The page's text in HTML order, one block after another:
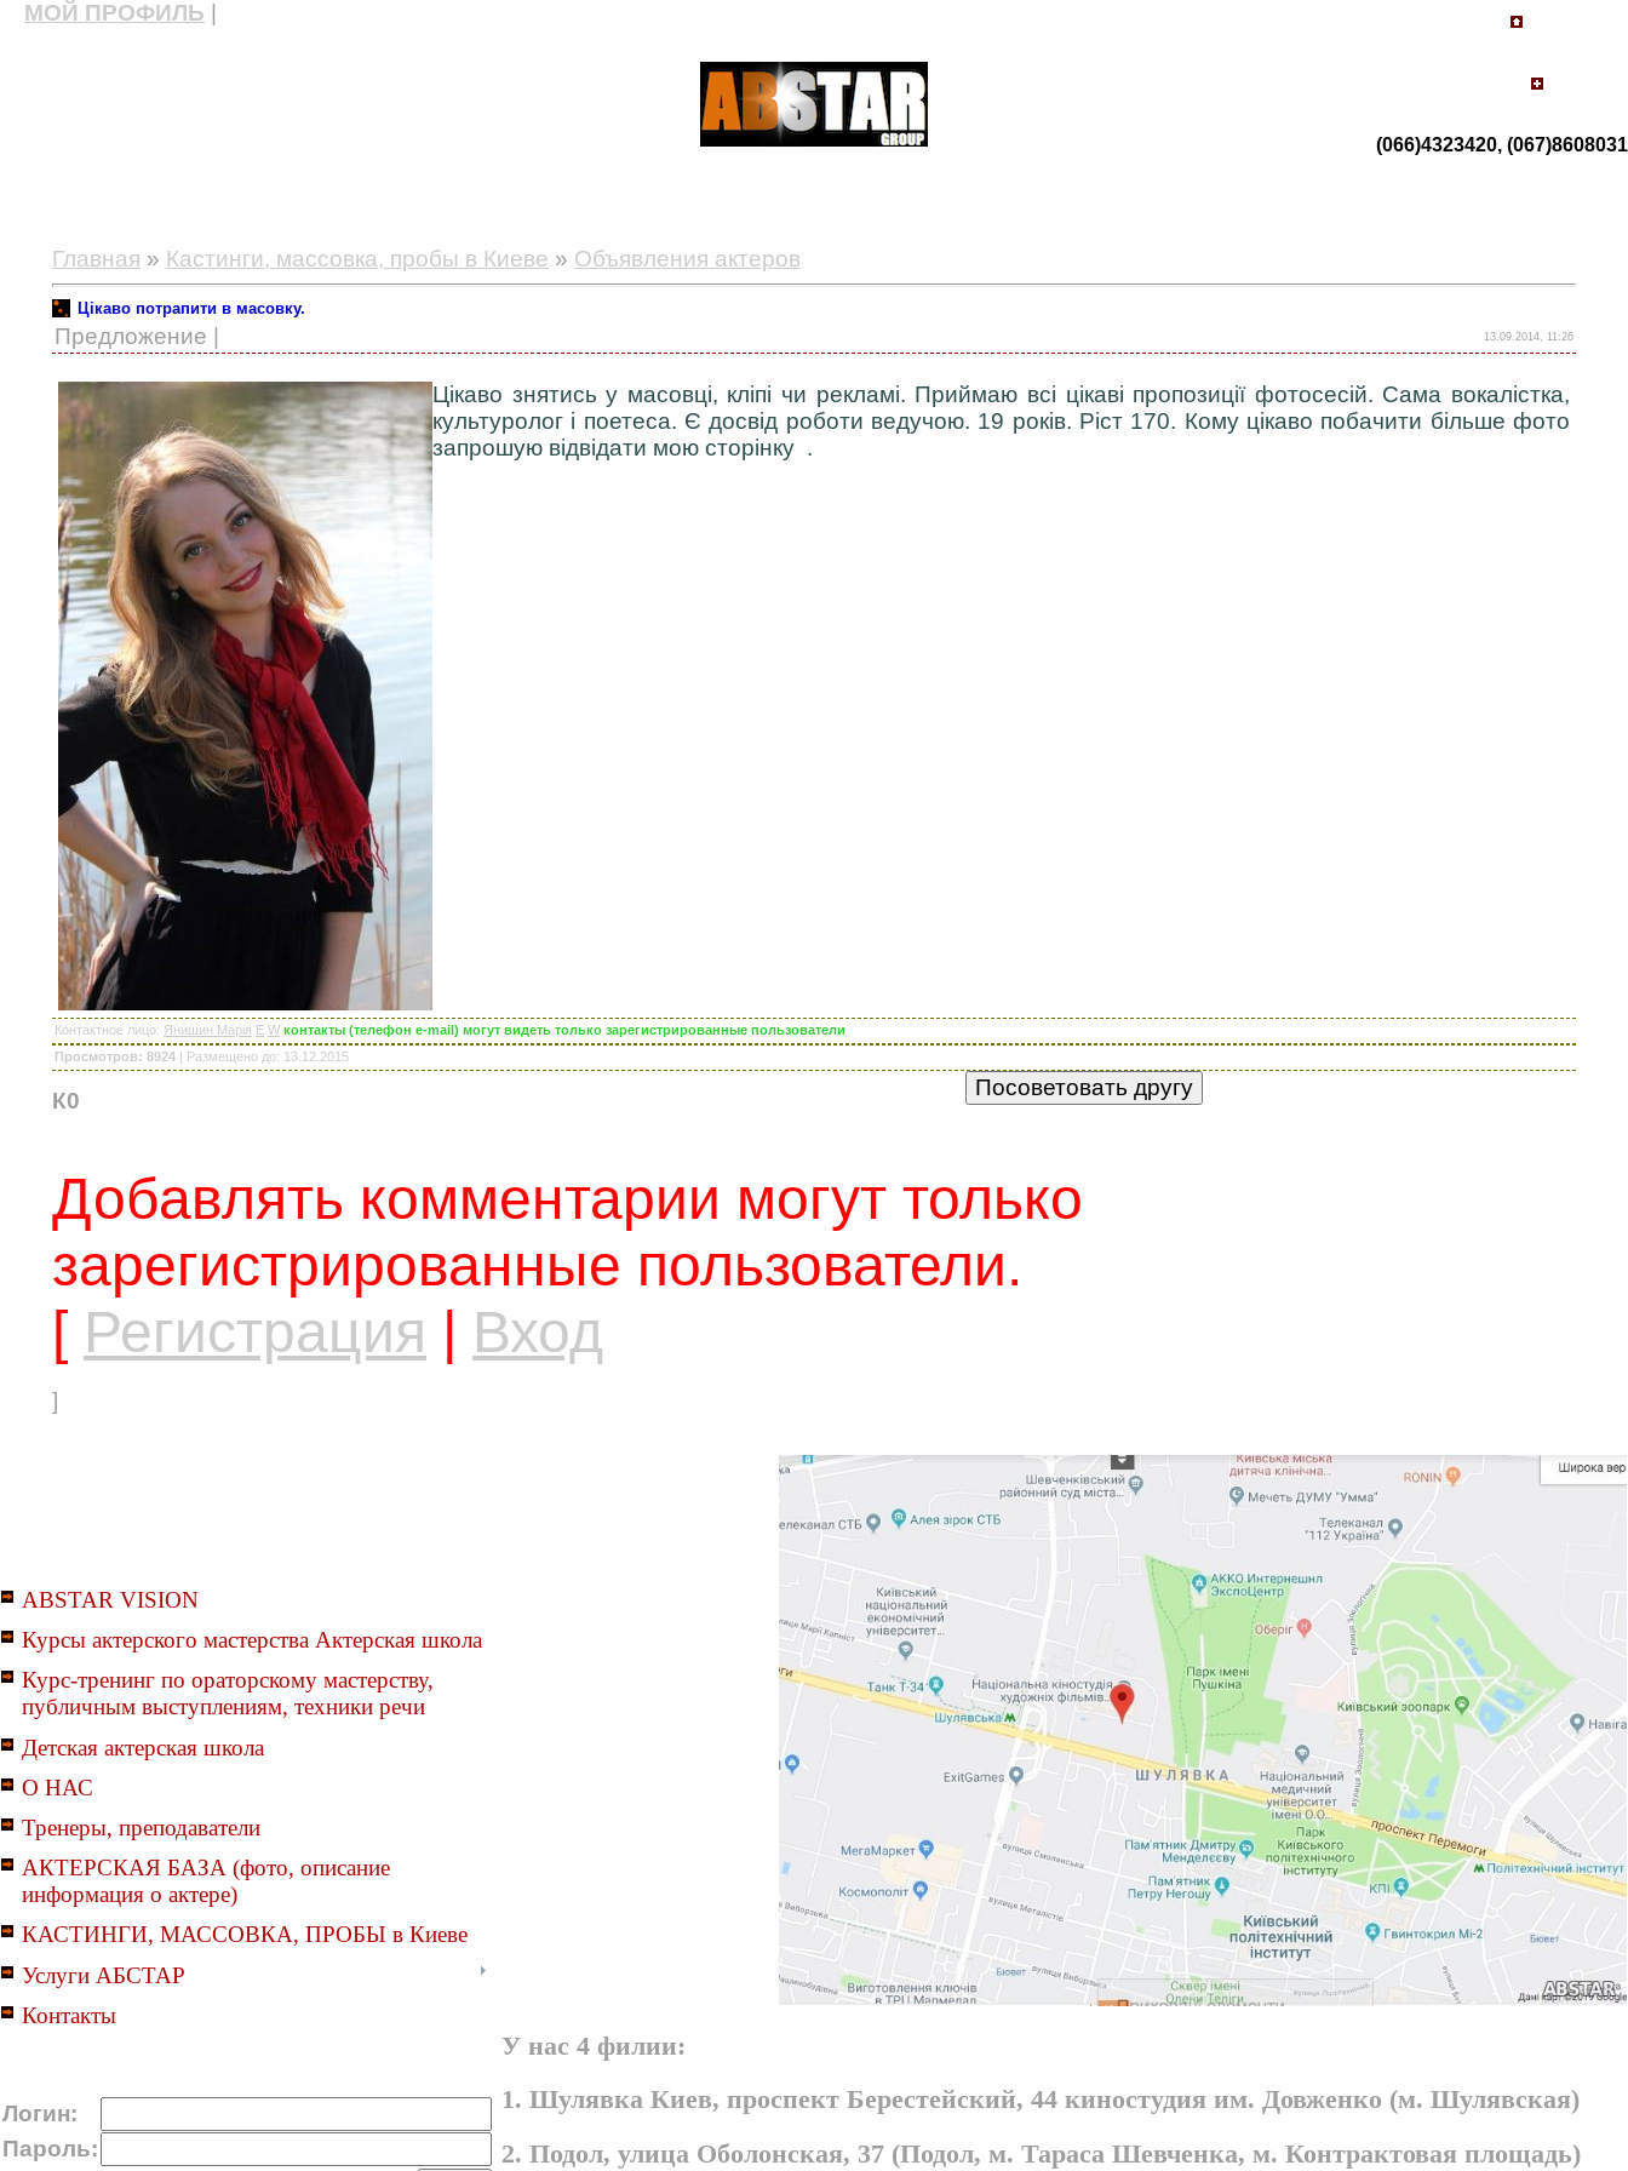
МОЙ ПРОФИЛЬ
(066)4323420, (067)8608031
Главная » Кастинги, массовка, пробы в Киеве » Объявления актеров
Цікаво потрапити в масовку.
Предложение | 13.09.2014, 11:26
Цікаво знятись у масовці, кліпі чи рекламі. Приймаю всі цікаві пропозиції фотосесій. Сама вокалістка,
культуролог і поетеса. Є досвід роботи ведучою. 19 років. Ріст 170. Кому цікаво побачити більше фото
запрошую відвідати мою сторінку .
Контактное лицо: Янишин Марія E W контакты (телефон e-mail) могут видеть только зарегистрированные пользователи
Просмотров: 8924 | Размещено до: 13.12.2015
К0
Добавлять комментарии могут только
зарегистрированные пользователи.
[ Регистрация Вход
]
ABSTAR VISION
Курсы актерского мастерства Актерская школа
Курс-тренинг по ораторскому мастерству,
публичным выступлениям, техники речи
Детская актерская школа
О НАС
Тренеры, преподаватели
АКТЕРСКАЯ БАЗА (фото, описание
информация о актере)
КАСТИНГИ, МАССОВКА, ПРОБЫ в Киеве
Услуги АБСТАР
Контакты
Логин:
Пароль:
У нас 4 филии:
1. Шулявка Киев, проспект Берестейский, 44 киностудия им. Довженко (м. Шулявская)
2. Подол, улица Оболонская, 37 (Подол, м. Тараса Шевченка, м. Контрактовая площадь)